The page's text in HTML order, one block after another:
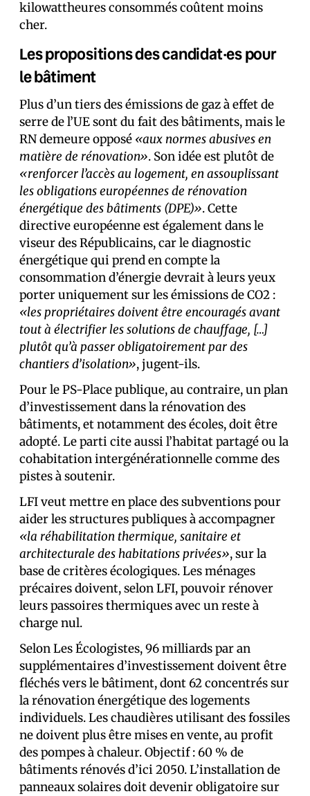
kilowattheures consommés coûtent moins
cher.
Les propositions des candidat·es pour
le bâtiment
Plus d’un tiers des émissions de gaz à effet de
serre de l’UE sont du fait des bâtiments, mais le
RN demeure opposé «aux normes abusives en
matière de rénovation». Son idée est plutôt de
«renforcer l’accès au logement, en assouplissant
les obligations européennes de rénovation
énergétique des bâtiments (DPE)». Cette
directive européenne est également dans le
viseur des Républicains, car le diagnostic
énergétique qui prend en compte la
consommation d’énergie devrait à leurs yeux
porter uniquement sur les émissions de CO2 :
«les propriétaires doivent être encouragés avant
tout à électrifier les solutions de chauffage, […]
plutôt qu’à passer obligatoirement par des
chantiers d’isolation», jugent-ils.
Pour le PS-Place publique, au contraire, un plan
d’investissement dans la rénovation des
bâtiments, et notamment des écoles, doit être
adopté. Le parti cite aussi l’habitat partagé ou la
cohabitation intergénérationnelle comme des
pistes à soutenir.
LFI veut mettre en place des subventions pour
aider les structures publiques à accompagner
«la réhabilitation thermique, sanitaire et
architecturale des habitations privées», sur la
base de critères écologiques. Les ménages
précaires doivent, selon LFI, pouvoir rénover
leurs passoires thermiques avec un reste à
charge nul.
Selon Les Écologistes, 96 milliards par an
supplémentaires d’investissement doivent être
fléchés vers le bâtiment, dont 62 concentrés sur
la rénovation énergétique des logements
individuels. Les chaudières utilisant des fossiles
ne doivent plus être mises en vente, au profit
des pompes à chaleur. Objectif : 60 % de
bâtiments rénovés d’ici 2050. L’installation de
panneaux solaires doit devenir obligatoire sur